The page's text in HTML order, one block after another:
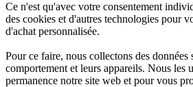
Ce n'est qu'avec votre consentement
des cookies et d'autres technologies pour
d'achat personnalisée.
Pour ce faire, nous collectons des données
comportement et leurs appareils. Nous les
permanence notre site web et pour vous